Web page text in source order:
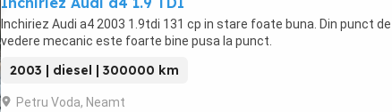
Inchiriez Audi a4 2003 1.9tdi 131 cp in stare foate buna. Din punct de
vedere mecanic este foarte bine pusa la punct.
2003 | diesel | 300000 km
Petru Voda, Neamt